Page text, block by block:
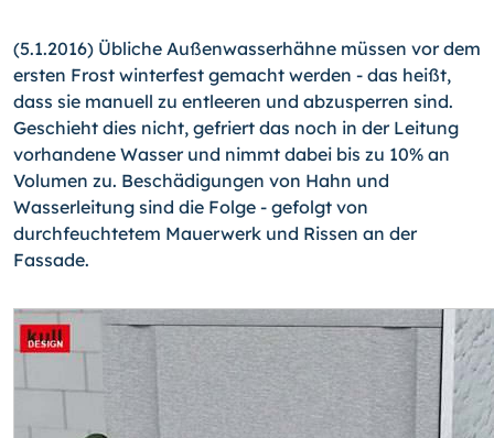
(5.1.2016) Übliche Außenwasserhähne müssen vor dem
ersten Frost winterfest ge­macht werden - das heißt,
dass sie manuell zu entleeren und abzusperren sind.
Ge­schieht dies nicht, gefriert das noch in der Leitung
vorhandene Wasser und nimmt dabei bis zu 10% an
Volumen zu. Beschädigungen von Hahn und
Wasserleitung sind die Folge - gefolgt von
durchfeuchtetem Mauerwerk und Rissen an der
Fassade.